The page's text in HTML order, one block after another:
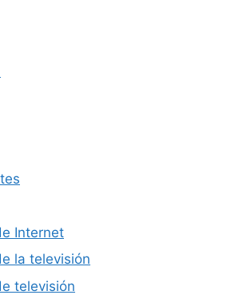
Internet
la televisión
televisión